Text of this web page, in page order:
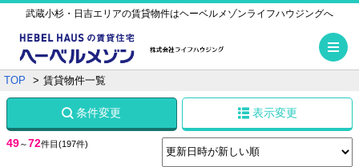
武蔵小杉・日吉エリアの賃貸物件はヘーベルメゾンライフハウジングへ
TOP 賃貸物件一覧
条件変更 表示変更
49～72件目(197件)